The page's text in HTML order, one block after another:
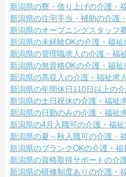
新潟県の寮・借り上げの介護・
新潟県の住宅手当・補助の介護
新潟県のオープニングスタッフ
新潟県の未経験OKの介護・福祉
新潟県の管理職求人の介護・福
新潟県の無資格OKの介護・福祉
新潟県の高収入の介護・福祉求人
新潟県の年間休日110日以上の
新潟県の土日祝休の介護・福祉
新潟県の日勤のみの介護・福祉
新潟県の4月入職可の介護・福祉
新潟県の夏～秋入職可の介護・
新潟県のブランクOKの介護・福
新潟県の資格取得サポートの介
新潟県の研修制度ありの介護・